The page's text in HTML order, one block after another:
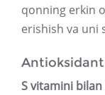
qonning erkin
erishish va uni
S vitamini